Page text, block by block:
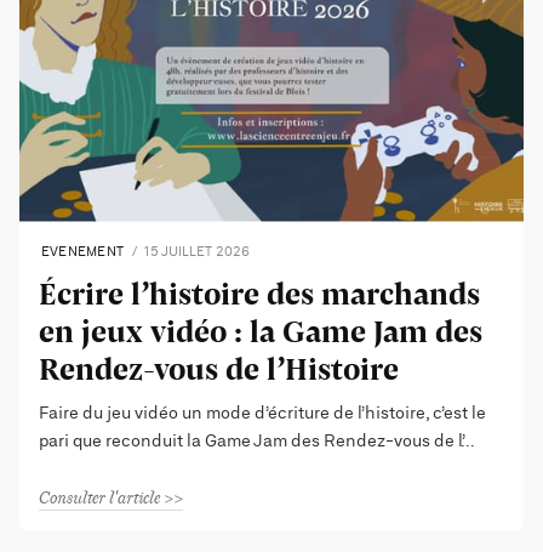
EVENEMENT 15 JUILLET 2026
Écrire l’histoire des marchands
en jeux vidéo : la Game Jam des
Rendez-vous de l’Histoire
Faire du jeu vidéo un mode d’écriture de l’histoire, c’est le
pari que reconduit la Game Jam des Rendez-vous de l’
Consulter l'article